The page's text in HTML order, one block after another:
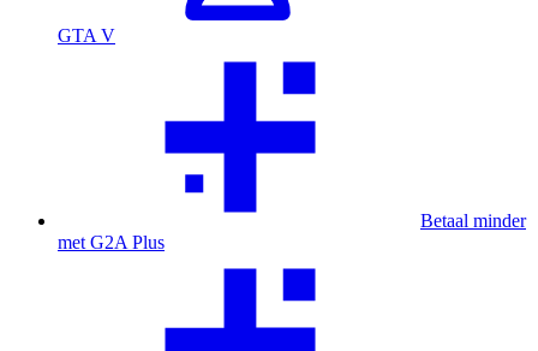
GTA V
Betaal minder
met G2A Plus